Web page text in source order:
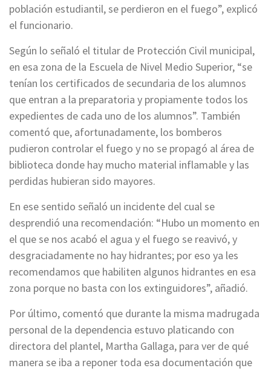
población estudiantil, se perdieron en el fuego”, explicó
el funcionario.
Según lo señaló el titular de Protección Civil municipal,
en esa zona de la Escuela de Nivel Medio Superior, “se
tenían los certificados de secundaria de los alumnos
que entran a la preparatoria y propiamente todos los
expedientes de cada uno de los alumnos”. También
comentó que, afortunadamente, los bomberos
pudieron controlar el fuego y no se propagó al área de
biblioteca donde hay mucho material inflamable y las
perdidas hubieran sido mayores.
En ese sentido señaló un incidente del cual se
desprendió una recomendación: “Hubo un momento en
el que se nos acabó el agua y el fuego se reavivó, y
desgraciadamente no hay hidrantes; por eso ya les
recomendamos que habiliten algunos hidrantes en esa
zona porque no basta con los extinguidores”, añadió.
Por último, comentó que durante la misma madrugada
personal de la dependencia estuvo platicando con
directora del plantel, Martha Gallaga, para ver de qué
manera se iba a reponer toda esa documentación que